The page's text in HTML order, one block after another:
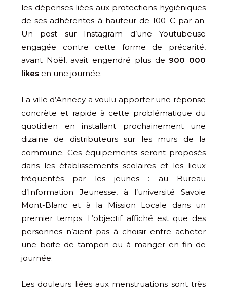
les dépenses liées aux protections hygiéniques
de ses adhérentes à hauteur de 100 € par an.
Un post sur Instagram d’une Youtubeuse
engagée contre cette forme de précarité,
avant Noël, avait engendré plus de 900 000
likes en une journée.
La ville d’Annecy a voulu apporter une réponse
concrète et rapide à cette problématique du
quotidien en installant prochainement une
dizaine de distributeurs sur les murs de la
commune. Ces équipements seront proposés
dans les établissements scolaires et les lieux
fréquentés par les jeunes : au Bureau
d’Information Jeunesse, à l’université Savoie
Mont-Blanc et à la Mission Locale dans un
premier temps. L’objectif affiché est que des
personnes n’aient pas à choisir entre acheter
une boite de tampon ou à manger en fin de
journée.
Les douleurs liées aux menstruations sont très